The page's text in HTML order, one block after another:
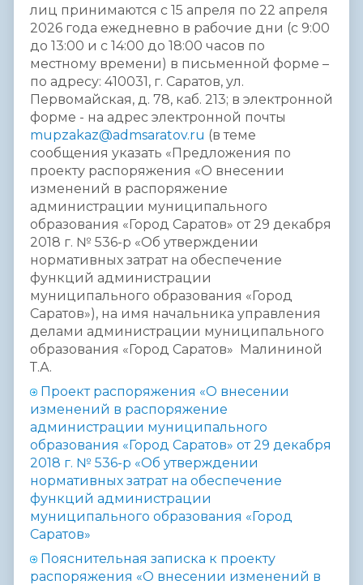
лиц принимаются с 15 апреля по 22 апреля
2026 года ежедневно в рабочие дни (с 9:00
до 13:00 и с 14:00 до 18:00 часов по
местному времени) в письменной форме –
по адресу: 410031, г. Саратов, ул.
Первомайская, д. 78, каб. 213; в электронной
форме - на адрес электронной почты
mupzakaz@admsaratov.ru (в теме
сообщения указать «Предложения по
проекту распоряжения «О внесении
изменений в распоряжение
администрации муниципального
образования «Город Саратов» от 29 декабря
2018 г. № 536-р «Об утверждении
нормативных затрат на обеспечение
функций администрации
муниципального образования «Город
Саратов»), на имя начальника управления
делами администрации муниципального
образования «Город Саратов» Малининой
Т.А.
Проект распоряжения «О внесении
изменений в распоряжение
администрации муниципального
образования «Город Саратов» от 29 декабря
2018 г. № 536-р «Об утверждении
нормативных затрат на обеспечение
функций администрации
муниципального образования «Город
Саратов»
Пояснительная записка к проекту
распоряжения «О внесении изменений в